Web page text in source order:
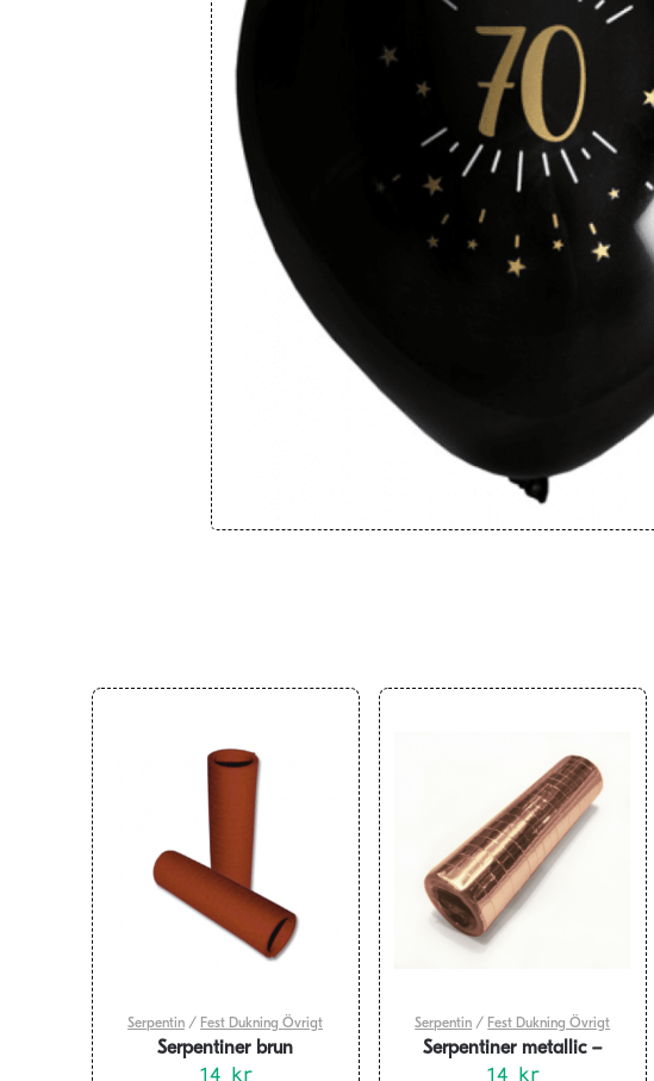
Serpentin / Fest Dukning Övrigt
Serpentiner brun
14 kr
Serpentin / Fest Dukning Övrigt
Serpentiner metallic –
roseguld
14 kr